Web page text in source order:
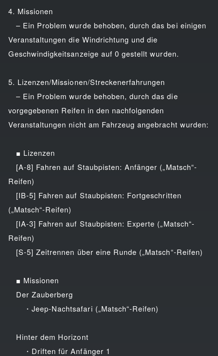
4. Missionen
– Ein Problem wurde behoben, durch das bei einigen
Veranstaltungen die Windrichtung und die
Geschwindigkeitsanzeige auf 0 gestellt wurden.
5. Lizenzen/Missionen/Streckenerfahrungen
– Ein Problem wurde behoben, durch das die
vorgegebenen Reifen in den nachfolgenden
Veranstaltungen nicht am Fahrzeug angebracht wurden:
■ Lizenzen
[A-8] Fahren auf Staubpisten: Anfänger („Matsch“-
Reifen)
[IB-5] Fahren auf Staubpisten: Fortgeschritten
(„Matsch“-Reifen)
[IA-3] Fahren auf Staubpisten: Experte („Matsch“-
Reifen)
[S-5] Zeitrennen über eine Runde („Matsch“-Reifen)
■ Missionen
Der Zauberberg
・Jeep-Nachtsafari („Matsch“-Reifen)
Hinter dem Horizont
・Driften für Anfänger 1